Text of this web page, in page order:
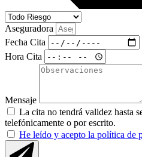
Aseguradora
Fecha Cita
Hora Cita
Mensaje
La cita no tendrá validez hasta
telefónicamente o por escrito.
He leído y acepto la política de